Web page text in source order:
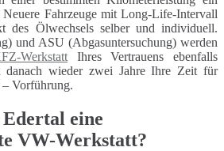
Fahrzeuge mit Long-Life-Intervall
des Ölwechsels selber und individuell.
und ASU (Abgasuntersuchung) werden
Werkstatt Ihres Vertrauens ebenfalls
danach wieder zwei Jahre Ihre Zeit für
– Vorführung.
eine
VW-Werkstatt?